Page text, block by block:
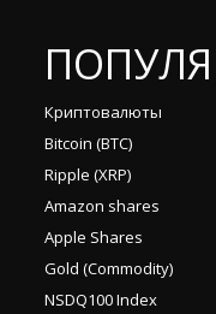
хеджирующими,
Криптовалюты
Bitcoin (BTC)
Ripple (XRP)
Amazon shares
Apple Shares
Gold (Commodity)
NSDQ100 Index